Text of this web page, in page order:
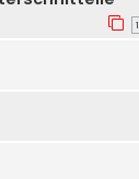
1